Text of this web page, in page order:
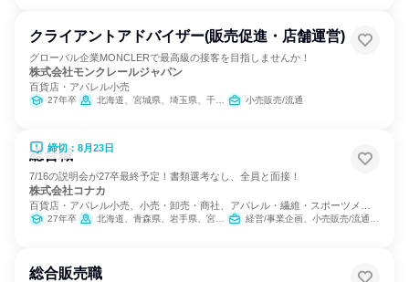
クライアントアドバイザー(販売促進・店舗運営)
グローバル企業MONCLERで最高級の接客を目指しませんか！
株式会社モンクレールジャパン
百貨店・アパレル小売
27年卒 北海道、宮城県、埼玉県、千葉県、東京都、神奈川県、新潟県、静岡県、愛知県、三重県、京都府、大阪府、兵庫県、広島県、福岡県 小売販売/流通
締切：8月23日
総合職
7/16の説明会が27卒最終予定！書類選考なし、全員と面接！
株式会社コナカ
百貨店・アパレル小売、小売・卸売・商社、アパレル・繊維・スポーツメー
カー27年卒 北海道、青森県、岩手県、宮城県、秋田県、山形県、福島県、茨城県、栃木県、群馬県、埼玉県、千葉県、東京都、神奈川県、新潟県、石川県、長野県、岐阜県、静岡県、愛知県、三重県、滋賀県、京都府、大阪府、兵庫県、奈良県、和歌山県、鳥取県、島根県、岡山県、広島県、山口県、徳島県、香川県、愛媛県、高知県、福岡県、佐賀県、長崎県、熊本県、大分県、宮崎県、鹿児島県、沖縄県 経営/事業企画、小売販売/流通、営業、SCM/生産管理/購買/物流、経理/税務/財務、人事、総務、IT、商品企画、マーケティング・広告・宣伝
総合販売職